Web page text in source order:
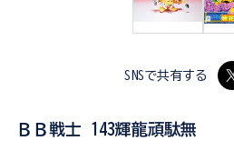
SNSで共有する
ＢＢ戦士 143輝龍頑駄無